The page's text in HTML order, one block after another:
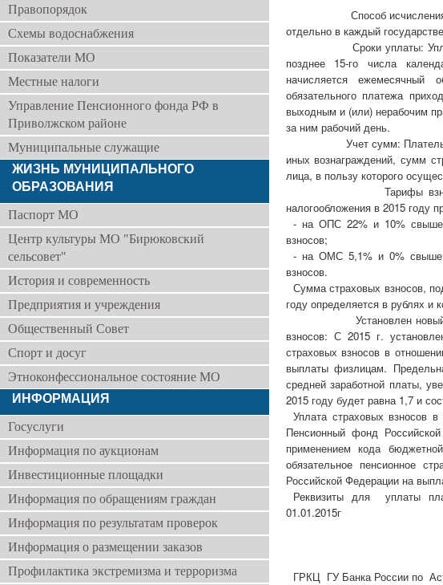
Правопорядок
Схемы водоснабжения
Показатели МО
Местные налоги
Управление Пенсионного фонда РФ в
Приволжском районе
Муниципальные служащие
ЖИЗНЬ МУНИЦИПАЛЬНОГО
ОБРАЗОВАНИЯ
Паспорт МО
Центр культуры МО "Бирюковский
сельсовет"
История и современность
Предприятия и учреждения
Общественный Совет
Спорт и досуг
Этноконфессиональное состояние МО
ИНФОРМАЦИЯ
Госуслуги
Информация по аукционам
Инвестиционные площадки
Информация по обращениям граждан
Информация по результатам проверок
Информация о размещении заказов
Профилактика экстремизма и терроризма
Способ исчисления:
отдельно в каждый
Сроки уплаты: Уплата
позднее 15-го числа
начисляется ежемесячный
обязательного платежа
выходным и (или) нерабочим
за ним рабочий день.
Учет сумм: Плательщики
иных вознаграждений, сумм
лица, в пользу которого
Тарифы взносов на
налогообложения в 2015 году
- на ОПС 22% и 10% свыше
взносов;
- на ОМС 5,1% и 0% свыше
взносов.
Сумма страховых взносов,
году определяется в рублях и
Установлен новый
взносов: С 2015 г.
страховых взносов в
выплаты физлицам.
средней заработной платы,
2015 году будет равна 1,7 и
Уплата страховых взносов
Пенсионный фонд
применением кода
обязательное пенсионное
Российской Федерации на
Реквизиты для уплаты
01.01.2015г
ГРКЦ ГУ Банка России по